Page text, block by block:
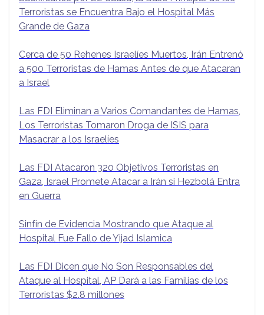
Terroristas se Encuentra Bajo el Hospital Más
Grande de Gaza
Cerca de 50 Rehenes Israelíes Muertos, Irán Entrenó
a 500 Terroristas de Hamas Antes de que Atacaran
a Israel
Las FDI Eliminan a Varios Comandantes de Hamas,
Los Terroristas Tomaron Droga de ISIS para
Masacrar a los Israelíes
Las FDI Atacaron 320 Objetivos Terroristas en
Gaza, Israel Promete Atacar a Irán si Hezbolá Entra
en Guerra
Sinfín de Evidencia Mostrando que Ataque al
Hospital Fue Fallo de Yijad Islamica
Las FDI Dicen que No Son Responsables del
Ataque al Hospital, AP Dará a las Familias de los
Terroristas $2.8 millones